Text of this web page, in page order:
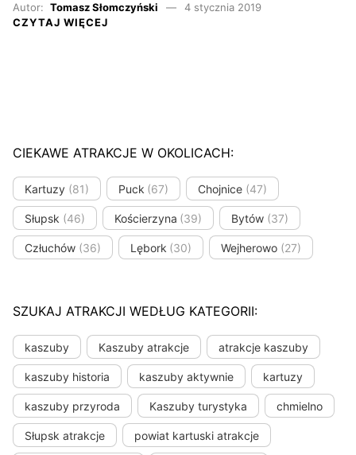
Autor: Tomasz Słomczyński
4 stycznia 2019
CZYTAJ WIĘCEJ
CIEKAWE ATRAKCJE W OKOLICACH:
Kartuzy (81) Puck (67) Chojnice (47)
Słupsk (46) Kościerzyna (39) Bytów (37)
Człuchów (36) Lębork (30) Wejherowo (27)
SZUKAJ ATRAKCJI WEDŁUG KATEGORII:
kaszuby Kaszuby atrakcje atrakcje kaszuby
kaszuby historia kaszuby aktywnie kartuzy
kaszuby przyroda Kaszuby turystyka chmielno
Słupsk atrakcje powiat kartuski atrakcje